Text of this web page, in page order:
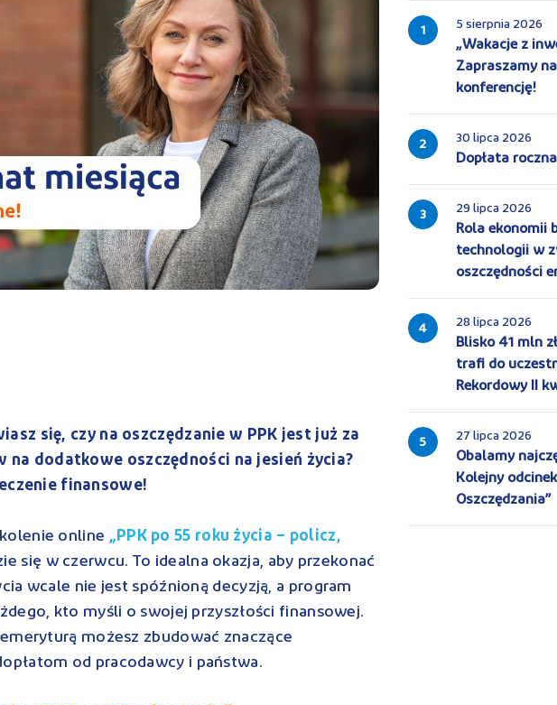
się, czy na oszczędzanie w PPK jest już za
na dodatkowe oszczędności na jesień życia?
finansowe!
online „PPK po 55 roku życia – policz,
się w czerwcu. To idealna okazja, aby przekonać
wcale nie jest spóźnioną decyzją, a program
kto myśli o swojej przyszłości finansowej.
możesz zbudować znaczące
od pracodawcy i państwa.
1 5 sierpnia 2026
„Wakacje z
Zapraszamy
konferencję!
2 30 lipca 2026
Dopłata
3 29 lipca 2026
Rola ekonomii
technologii w
oszczędności
4 28 lipca 2026
Blisko 41 mln
trafi do
Rekordowy II
5 27 lipca 2026
Obalamy
Kolejny
Oszczędzania”